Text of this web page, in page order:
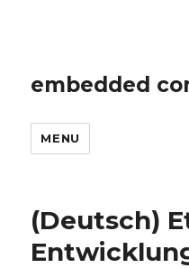
embedded
MENU
(Deutsch)